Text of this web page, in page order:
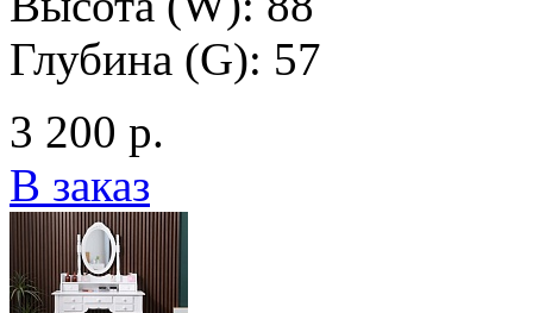
Глубина (G): 57
3 200 р.
В заказ